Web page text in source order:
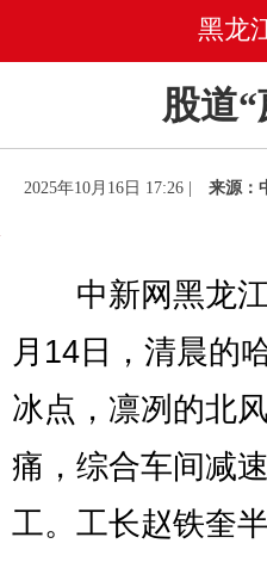
黑龙
股道
2025年10月16日 17:26 | 来源：
中新网黑龙江
月14日，清晨的
冰点，凛冽的北
痛，综合车间减
工。工长赵铁奎